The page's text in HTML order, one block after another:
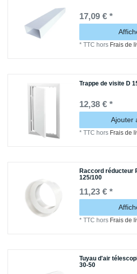
17,09 € *
*TTC hors Frais de
Trappe de visite D
12,38 € *
Ajouter
*TTC hors Frais de
Raccord réducteur
125/100
11,23 € *
*TTC hors Frais de
Tuyau d'air
30-50